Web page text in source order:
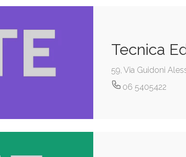
Tecnica
59, Via Guidoni
06 5405422